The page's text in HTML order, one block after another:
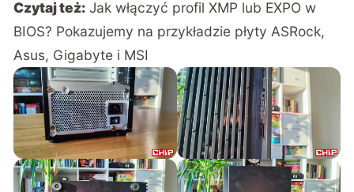
Czytaj też: Jak włączyć profil XMP lub EXPO w
BIOS? Pokazujemy na przykładzie płyty ASRock,
Asus, Gigabyte i MSI